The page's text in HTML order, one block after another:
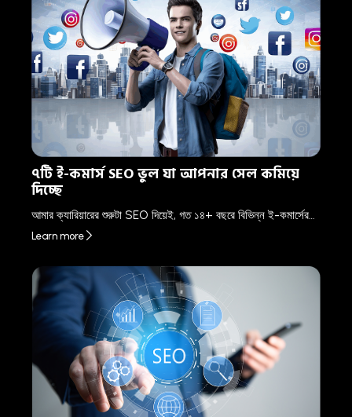
৭টি ই-কমার্স SEO ভুল যা আপনার সেল কমিয়ে
দিচ্ছে
আমার ক্যারিয়ারের শুরুটা SEO দিয়েই, গত ১৪+ বছরে বিভিন্ন ই-কমার্সের…
Learn more